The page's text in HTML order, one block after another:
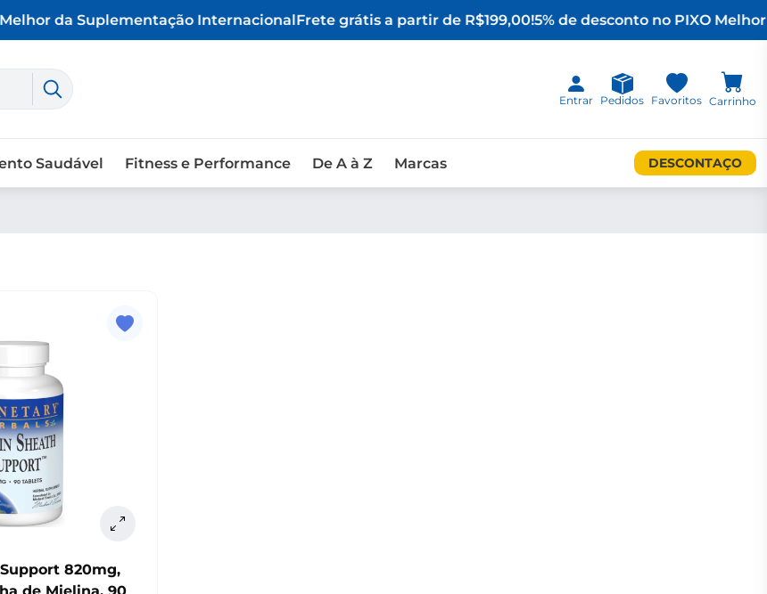
da Suplementação InternacionalFrete grátis a partir de R$199,00!5% de desconto no PIXO Melhor
Entrar Pedidos Favoritos Carrinho
Saudável Fitness e Performance De A à Z Marcas DESCONTAÇO
820mg,